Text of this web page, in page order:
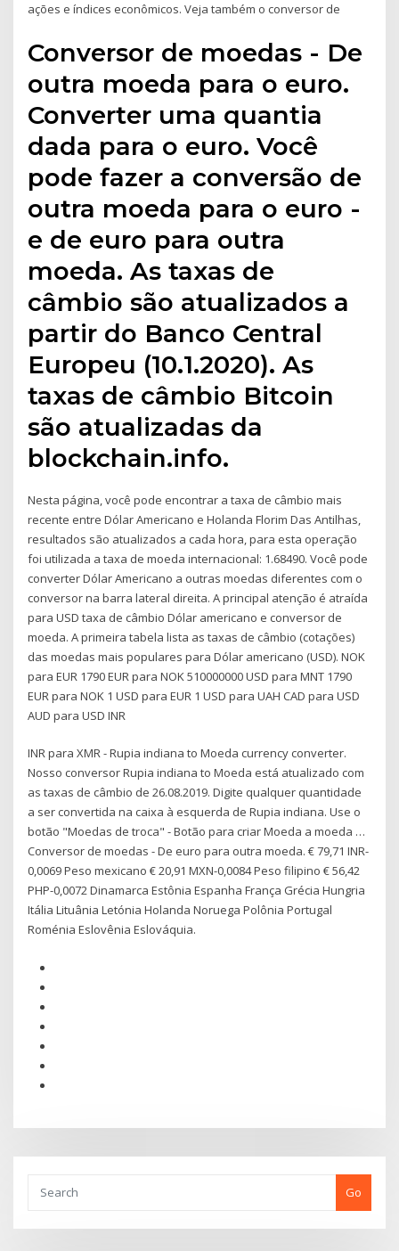
ações e índices econômicos. Veja também o conversor de
Conversor de moedas - De
outra moeda para o euro.
Converter uma quantia
dada para o euro. Você
pode fazer a conversão de
outra moeda para o euro -
e de euro para outra
moeda. As taxas de
câmbio são atualizados a
partir do Banco Central
Europeu (10.1.2020). As
taxas de câmbio Bitcoin
são atualizadas da
blockchain.info.
Nesta página, você pode encontrar a taxa de câmbio mais
recente entre Dólar Americano e Holanda Florim Das Antilhas,
resultados são atualizados a cada hora, para esta operação
foi utilizada a taxa de moeda internacional: 1.68490. Você pode
converter Dólar Americano a outras moedas diferentes com o
conversor na barra lateral direita. A principal atenção é atraída
para USD taxa de câmbio Dólar americano e conversor de
moeda. A primeira tabela lista as taxas de câmbio (cotações)
das moedas mais populares para Dólar americano (USD). NOK
para EUR 1790 EUR para NOK 510000000 USD para MNT 1790
EUR para NOK 1 USD para EUR 1 USD para UAH CAD para USD
AUD para USD INR
INR para XMR - Rupia indiana to Moeda currency converter.
Nosso conversor Rupia indiana to Moeda está atualizado com
as taxas de câmbio de 26.08.2019. Digite qualquer quantidade
a ser convertida na caixa à esquerda de Rupia indiana. Use o
botão "Moedas de troca" - Botão para criar Moeda a moeda …
Conversor de moedas - De euro para outra moeda. € 79,71 INR-
0,0069 Peso mexicano € 20,91 MXN-0,0084 Peso filipino € 56,42
PHP-0,0072 Dinamarca Estônia Espanha França Grécia Hungria
Itália Lituânia Letónia Holanda Noruega Polônia Portugal
Roménia Eslovênia Eslováquia.
Go